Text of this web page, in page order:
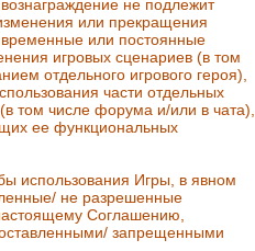
не подлежит
или прекращения
или постоянные
игровых сценариев (в том
отдельного игрового героя),
части отдельных
том числе форума и/или в чата),
ее функциональных
использования Игры, в явном
не разрешенные
Соглашению,
запрещенными